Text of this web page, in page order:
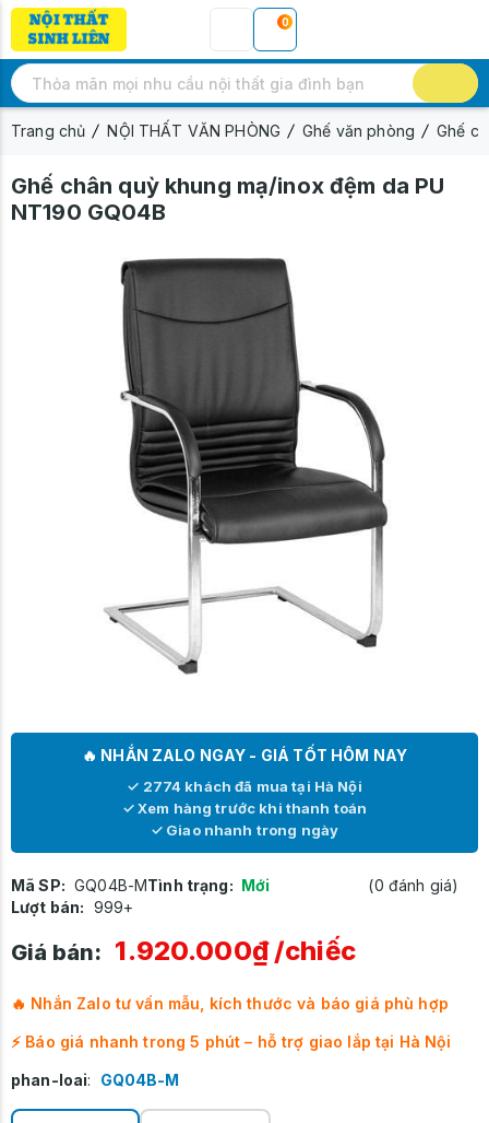
0
Trang chủ NỘI THẤT VĂN PHÒNG Ghế văn phòng Ghế
Ghế chân quỳ khung mạ/inox đệm da PU
NT190 GQ04B
🔥 NHẮN ZALO NGAY - GIÁ TỐT HÔM NAY
✓ 2774 khách đã mua tại Hà Nội
✓ Xem hàng trước khi thanh toán
✓ Giao nhanh trong ngày
Mã SP: GQ04B-MTình trạng: Mới
(0 đánh giá)
Lượt bán: 999+
Giá bán: 1.920.000₫/chiếc
🔥 Nhắn Zalo tư vấn mẫu, kích thước và báo giá phù hợp
⚡ Báo giá nhanh trong 5 phút – hỗ trợ giao lắp tại Hà Nội
phan-loai: GQ04B-M